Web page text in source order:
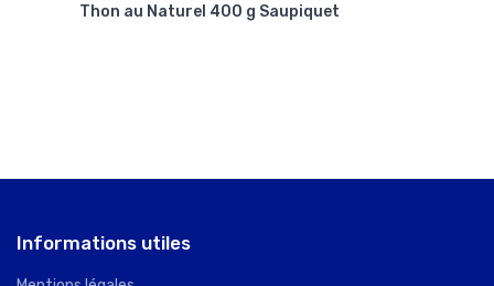
Thon au Naturel 400 g Saupiquet
Informations utiles